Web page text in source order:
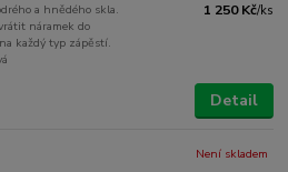
a hnědého skla.
náramek do
každý typ zápěstí.
1 250 Kč/ks
Detail
Není skladem